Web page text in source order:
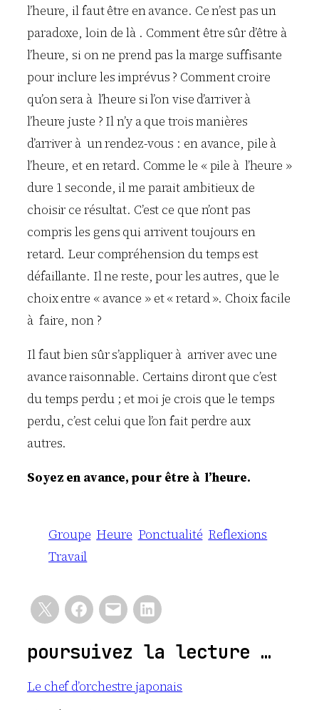
l’heure, il faut être en avance. Ce n’est pas un
paradoxe, loin de là . Comment être sûr d’être à
l’heure, si on ne prend pas la marge suffisante
pour inclure les imprévus ? Comment croire
qu’on sera à l’heure si l’on vise d’arriver à
l’heure juste ? Il n’y a que trois manières
d’arriver à un rendez-vous : en avance, pile à
l’heure, et en retard. Comme le « pile à l’heure »
dure 1 seconde, il me parait ambitieux de
choisir ce résultat. C’est ce que n’ont pas
compris les gens qui arrivent toujours en
retard. Leur compréhension du temps est
défaillante. Il ne reste, pour les autres, que le
choix entre « avance » et « retard ». Choix facile
à faire, non ?
Il faut bien sûr s’appliquer à arriver avec une
avance raisonnable. Certains diront que c’est
du temps perdu ; et moi je crois que le temps
perdu, c’est celui que l’on fait perdre aux
autres.
Soyez en avance, pour être à l’heure.
Groupe Heure Ponctualité Reflexions
Travail
poursuivez la lecture …
Le chef d’orchestre japonais